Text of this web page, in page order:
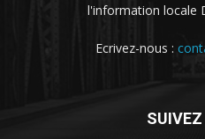
l'information locale
Ecrivez-nous :